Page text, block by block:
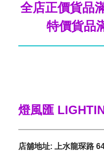
全店正價貨品
特價貨品
燈風匯
店舖地址: 上水龍琛路